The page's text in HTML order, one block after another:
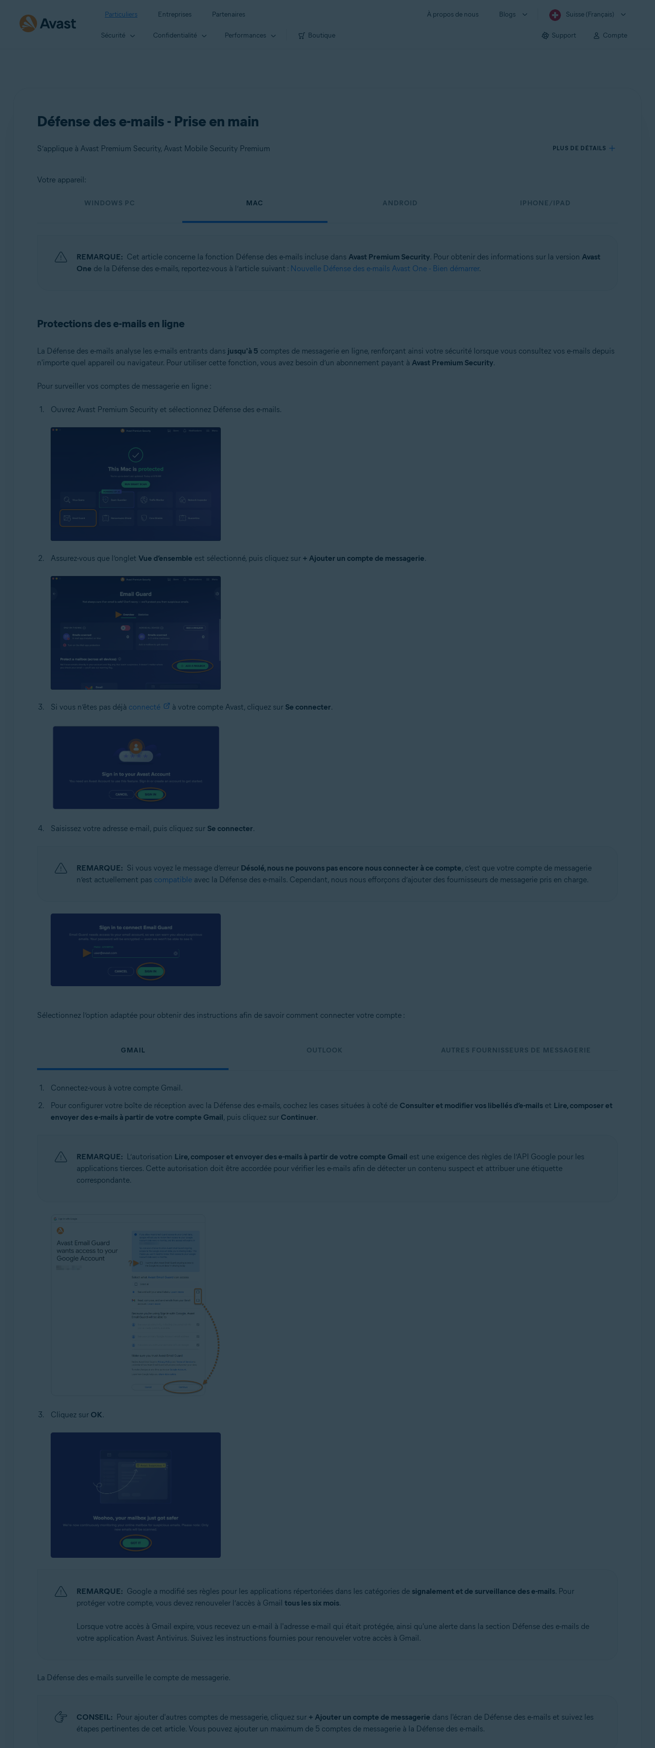
Particuliers Entreprises Partenaires À propos de nous Blogs Suisse (Français)
Sécurité Confidentialité Performances Boutique Support Compte
Défense des e-mails - Prise en main
S’applique à Avast Premium Security, Avast Mobile Security Premium PLUS DE DÉTAILS
Avast Premium Security
Windows, macOS, Android et iOS
Votre appareil:
WINDOWS PC MAC ANDROID IPHONE/IPAD
REMARQUE: Cet article concerne la fonction Défense des e-mails incluse dans Avast Premium Security. Pour obtenir des informations sur la version Avast
One de la Défense des e-mails, reportez-vous à l’article suivant : Nouvelle Défense des e-mails Avast One - Bien démarrer.
Protections des e-mails en ligne
La Défense des e-mails analyse les e-mails entrants dans jusqu'à 5 comptes de messagerie en ligne, renforçant ainsi votre sécurité lorsque vous consultez vos e-mails depuis
n'importe quel appareil ou navigateur. Pour utiliser cette fonction, vous avez besoin d’un abonnement payant à Avast Premium Security.
Pour surveiller vos comptes de messagerie en ligne :
Ouvrez Avast Premium Security et sélectionnez Défense des e-mails.
Assurez-vous que l’onglet Vue d’ensemble est sélectionné, puis cliquez sur + Ajouter un compte de messagerie.
Si vous n’êtes pas déjà connecté à votre compte Avast, cliquez sur Se connecter.
Saisissez votre adresse e-mail, puis cliquez sur Se connecter.
REMARQUE: Si vous voyez le message d’erreur Désolé, nous ne pouvons pas encore nous connecter à ce compte, c’est que votre compte de messagerie
n’est actuellement pas compatibleavec la Défense des e-mails. Cependant, nous nous efforçons d’ajouter des fournisseurs de messagerie pris en charge.
Sélectionnez l’option adaptée pour obtenir des instructions afin de savoir comment connecter votre compte :
GMAIL OUTLOOK AUTRES FOURNISSEURS DE MESSAGERIE
Connectez-vous à votre compte Gmail.
Pour configurer votre boîte de réception avec la Défense des e-mails, cochez les cases situées à côté de Consulter et modifier vos libellés d’e-mailset Lire, composer et
envoyer des e-mails à partir de votre compte Gmail, puis cliquez sur Continuer.
REMARQUE: L’autorisation Lire, composer et envoyer des e-mails à partir de votre compte Gmail est une exigence des règles de l’API Google pour les
applications tierces. Cette autorisation doit être accordée pour vérifier les e-mails afin de détecter un contenu suspect et attribuer une étiquette
correspondante.
Cliquez sur OK.
REMARQUE: Google a modifié ses règles pour les applications répertoriées dans les catégories de signalement et de surveillance des e-mails. Pour
protéger votre compte, vous devez renouveler l’accès à Gmail tous les six mois.
Lorsque votre accès à Gmail expire, vous recevez un e-mail à l'adresse e-mail qui était protégée, ainsi qu'une alerte dans la section Défense des e-mails de
votre application Avast Antivirus. Suivez les instructions fournies pour renouveler votre accès à Gmail.
La Défense des e-mails surveille le compte de messagerie.
CONSEIL: Pour ajouter d'autres comptes de messagerie, cliquez sur + Ajouter un compte de messagerie dans l'écran de Défense des e-mails et suivez les
étapes pertinentes de cet article. Vous pouvez ajouter un maximum de 5 comptes de messagerie à la Défense des e-mails.